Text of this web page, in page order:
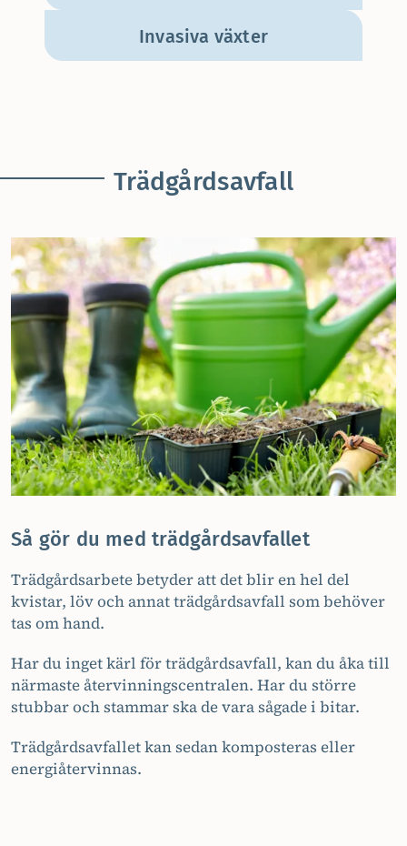
Invasiva växter
Trädgårdsavfall
Så gör du med trädgårdsavfallet
Trädgårdsarbete betyder att det blir en hel del
kvistar, löv och annat trädgårdsavfall som behöver
tas om hand.
Har du inget kärl för trädgårdsavfall, kan du åka till
närmaste återvinningscentralen. Har du större
stubbar och stammar ska de vara sågade i bitar.
Trädgårdsavfallet kan sedan komposteras eller
energiåtervinnas.